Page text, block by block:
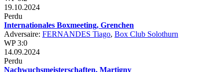
19.10.2024
Perdu
Internationales Boxmeeting, Grenchen
Adversaire: FERNANDES Tiago, Box Club Solothurn
WP 3:0
14.09.2024
Perdu
Nachwuchsmeisterschaften, Martigny